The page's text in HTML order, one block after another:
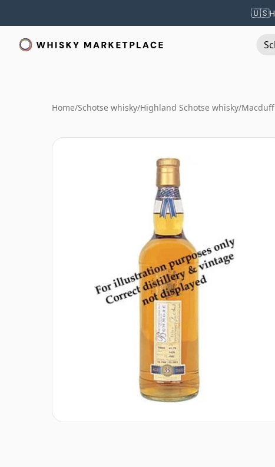
🇺🇸
Home/Schotse whisky/Highland Schotse whisky/